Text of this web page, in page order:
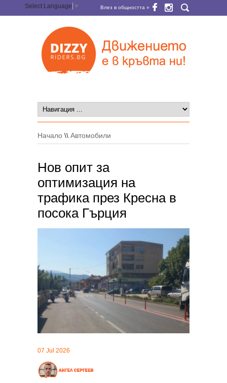
Select Language ▼ Влез в общността »
Начало \\ Автомобили
Нов опит за
оптимизация на
трафика през Кресна в
посока Гърция
07 Jul 2026